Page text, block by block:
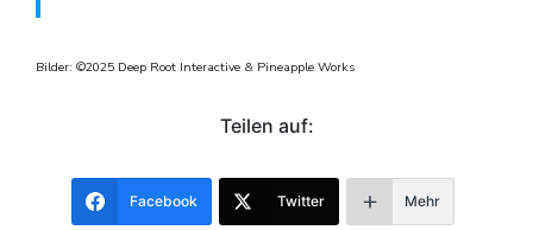
Bilder: ©2025 Deep Root Interactive & Pineapple Works
Teilen auf:
Facebook Twitter Mehr